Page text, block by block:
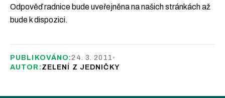
Odpověď radnice bude uveřejněna na našich stránkách až
bude k dispozici.
PUBLIKOVÁNO:24. 3. 2011 •
AUTOR: ZELENÍ Z JEDNIČKY